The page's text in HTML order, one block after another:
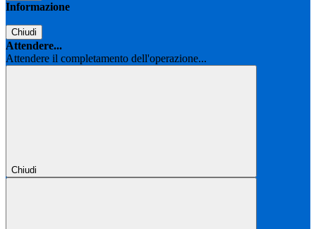
Informazione
Chiudi
Attendere...
Attendere il completamento dell'operazione...
Chiudi